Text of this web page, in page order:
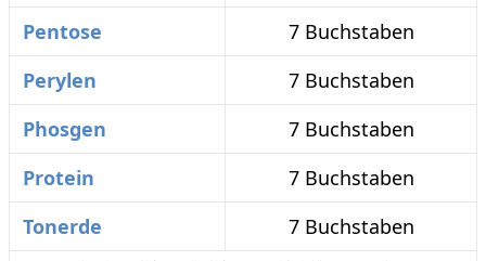
Pentose
7 Buchstaben
Perylen
7 Buchstaben
Phosgen
7 Buchstaben
Protein
7 Buchstaben
Tonerde
7 Buchstaben